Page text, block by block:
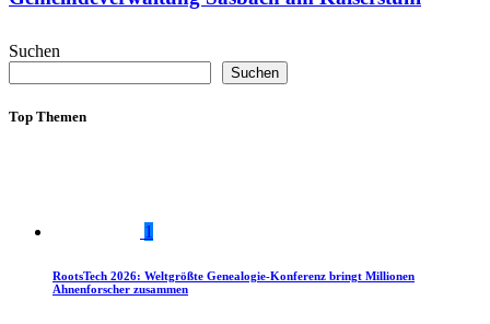
Suchen
Suchen
Top Themen
1
RootsTech 2026: Weltgrößte Genealogie-Konferenz bringt Millionen
Ahnenforscher zusammen